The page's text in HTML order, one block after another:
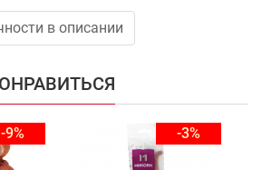
в описании
-9% -3%